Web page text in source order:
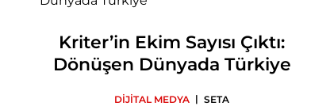
Kriter’in Ekim Sayısı Çıktı:
Dönüşen Dünyada Türkiye
DİJİTAL MEDYA | SETA